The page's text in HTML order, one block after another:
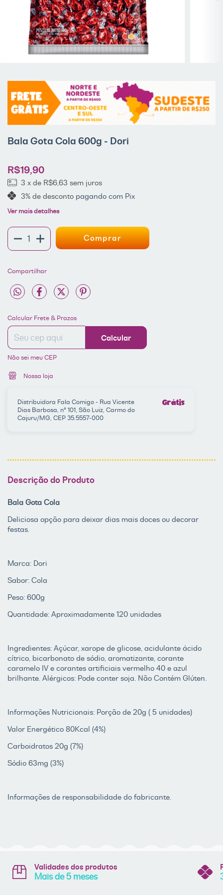
Bala Gota Cola 600g - Dori
R$19,90
3 x de R$6,63 sem juros
3% de descontopagando com Pix
Ver mais detalhes
Compartilhar
Entregas para o CEP:
Calcular Frete & Prazos
Calcular
Não sei meu CEP
Nossa loja
Distribuidora Fala Comigo - Rua Vicente
Dias Barbosa, nº 101, São Luiz, Carmo do
Cajuru/MG, CEP 35.5557-000
Grátis
Descrição do Produto
Bala Gota Cola
Deliciosa opção para deixar dias mais doces ou decorar
festas.
Marca: Dori
Sabor: Cola
Peso: 600g
Quantidade: Aproximadamente 120 unidades
Ingredientes: Açúcar, xarope de glicose, acidulante ácido
cítrico, bicarbonato de sódio, aromatizante, corante
caramelo IV e corantes artificiais vermelho 40 e azul
brilhante. Alérgicos: Pode conter soja. Não Contém Glúten.
Informações Nutricionais: Porção de 20g ( 5 unidades)
Valor Energético 80Kcal (4%)
Carboidratos 20g (7%)
Sódio 63mg (3%)
Informações de responsabilidade do fabricante.
Validades dos produtos
Mais de 5 meses